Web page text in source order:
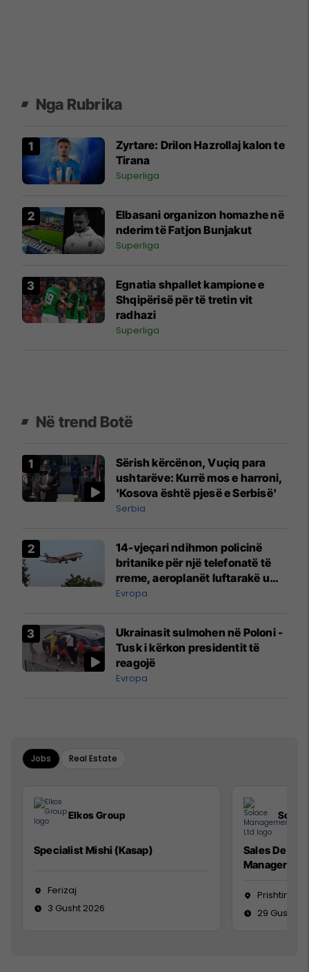
Nga Rubrika
Zyrtare: Drilon Hazrollaj kalon te
Tirana
Superliga
Elbasani organizon homazhe në
nderim të Fatjon Bunjakut
Superliga
Egnatia shpallet kampione e
Shqipërisë për të tretin vit
radhazi
Superliga
Në trend Botë
Sërish kërcënon, Vuçiq para
ushtarëve: Kurrë mos e harroni,
'Kosova është pjesë e Serbisë'
Serbia
14-vjeçari ndihmon policinë
britanike për një telefonatë të
rreme, aeroplanët luftarakë u
ngritën në ajër për të
Mançesterit
Evropa
Ukrainasit sulmohen në Poloni -
Tusk i kërkon presidentit të
reagojë
Evropa
Jobs Real Estate
Elkos Group
Specialist Mishi (Kasap)
Ferizaj
3 Gusht 2026
Sales
Manager
Prishtinë
29 Gusht